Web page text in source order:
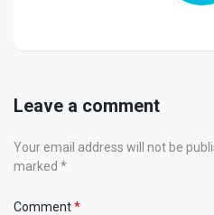
Leave a comment
Your email address will not be
marked *
Comment